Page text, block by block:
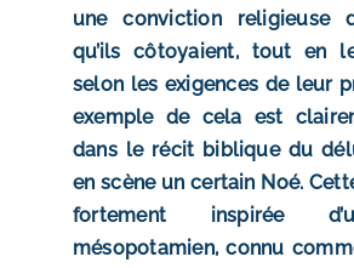
une conviction religieuse
qu’ils côtoyaient, tout en
selon les exigences de leur
exemple de cela est
dans le récit biblique du
en scène un certain Noé.
fortement inspirée
mésopotamien, connu